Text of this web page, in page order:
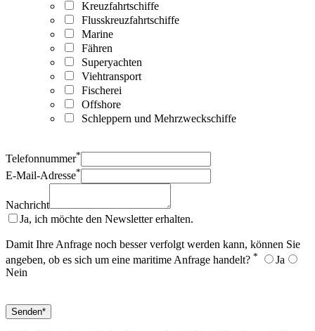
Kreuzfahrtschiffe
Flusskreuzfahrtschiffe
Marine
Fähren
Superyachten
Viehtransport
Fischerei
Offshore
Schleppern und Mehrzweckschiffe
Telefonnummer*
E-Mail-Adresse*
Nachricht
Ja, ich möchte den Newsletter erhalten.
Damit Ihre Anfrage noch besser verfolgt werden kann, können Sie
angeben, ob es sich um eine maritime Anfrage handelt? *
Ja
Nein